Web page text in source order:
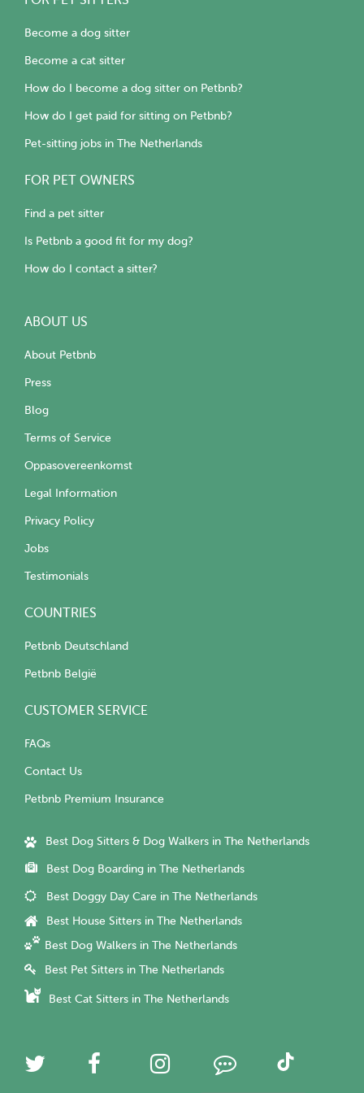
strange person, I respect their time and when they trust
me they get close so we can enjoy our time together.
The visit can last 30 minutes or more, if necessary, I can
I can also take the dogs for long or short walks.
I will do my best to provide for all your pets' needs as if
they were my pets.
Note: If you live 15 min far from my neighborhood or in
parking tariff.
Instagram: cristinaalmere
Become a dog sitter
Become a cat sitter
How do I become a dog sitter on Petbnb?
How do I get paid for sitting on Petbnb?
Pet-sitting jobs in The Netherlands
FOR PET OWNERS
Find a pet sitter
Is Petbnb a good fit for my dog?
How do I contact a sitter?
ABOUT US
About Petbnb
Press
Blog
Terms of Service
Oppasovereenkomst
Legal Information
Privacy Policy
Jobs
Testimonials
COUNTRIES
Petbnb Deutschland
Petbnb België
CUSTOMER SERVICE
FAQs
Contact Us
Petbnb Premium Insurance
Best Dog Sitters & Dog Walkers in The Netherlands
Best Dog Boarding in The Netherlands
Best Doggy Day Care in The Netherlands
Best House Sitters in The Netherlands
Best Dog Walkers in The Netherlands
Best Pet Sitters in The Netherlands
Best Cat Sitters in The Netherlands